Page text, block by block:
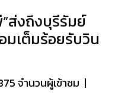
ส่งถึงบุรีรัมย์
มเต็มร้อยรับวิน
จำนวนผู้เข้าชม |